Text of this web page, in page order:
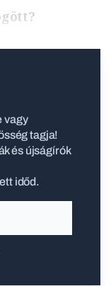
vagy
tagja!
és újságírók
időd.